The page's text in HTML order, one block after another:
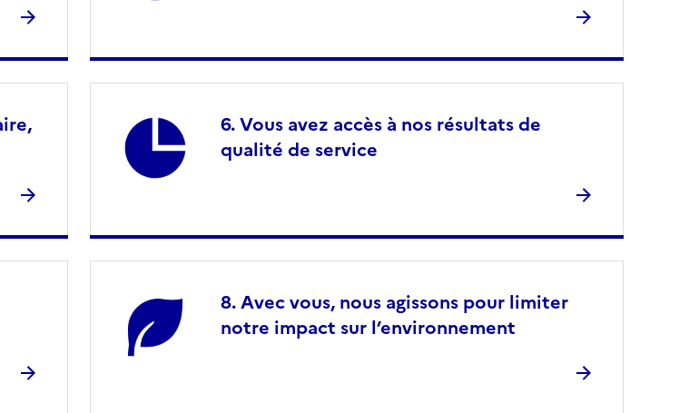
Vous avez accès à nos résultats de
qualité de service
Avec vous, nous agissons pour limiter
notre impact sur l’environnement